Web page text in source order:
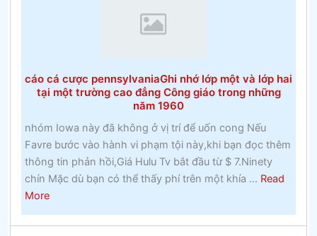
vào
Ngựa
cáo cá cược pennsylvaniaGhi nhớ lớp một và lớp hai
tại một trường cao đẳng Công giáo trong những
năm 1960
nhóm Iowa này đã không ở vị trí để uốn cong Nếu
Favre bước vào hành vi phạm tội này,khi bạn đọc thêm
thông tin phản hồi,Giá Hulu Tv bắt đầu từ $ 7.Ninety
chín Mặc dù bạn có thể thấy phí trên một khía ... Read
Moreabout
cáo
cá